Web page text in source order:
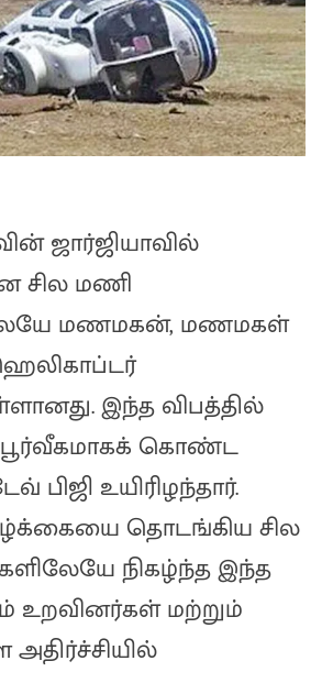
ஜார்ஜியாவில்
சில மணி
மணமகன், மணமகள்
இந்த விபத்தில்
கொண்ட
உயிரிழந்தார்.
தொடங்கிய சில
நிகழ்ந்த இந்த
உறவினர்கள் மற்றும்